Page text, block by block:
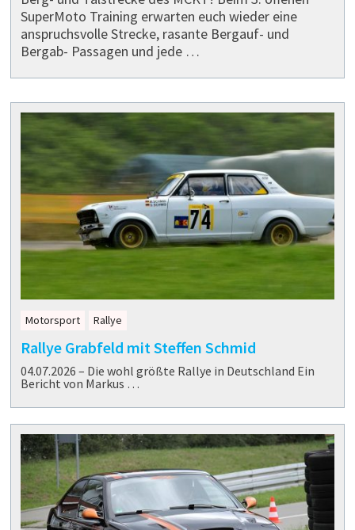
SuperMoto Training erwarten euch wieder eine
anspruchsvolle Strecke, rasante Bergauf- und
Bergab- Passagen und jede …
Motorsport Rallye
Rallye Grabfeld mit Steffen Schmid
04.07.2026 – Die wohl größte Rallye in Deutschland Ein
Bericht von Markus …